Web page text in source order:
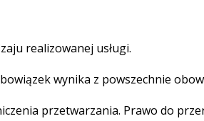
realizowanej usługi.
wynika z powszechnie
przetwarzania. Prawo do